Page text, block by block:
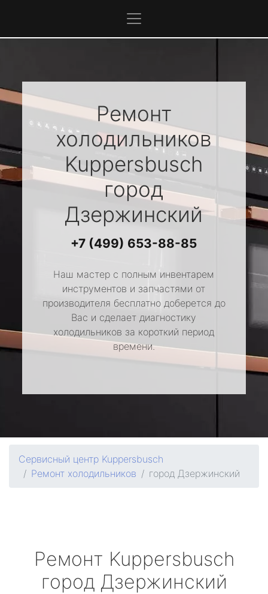
Ремонт
холодильников
Kuppersbusch
город
Дзержинский
+7 (499) 653-88-85
Наш мастер с полным инвентарем
инструментов и запчастями от
производителя бесплатно доберется до
Вас и сделает диагностику
холодильников за короткий период
времени.
Сервисный центр Kuppersbusch
Ремонт холодильников
город Дзержинский
Ремонт Kuppersbusch
город Дзержинский